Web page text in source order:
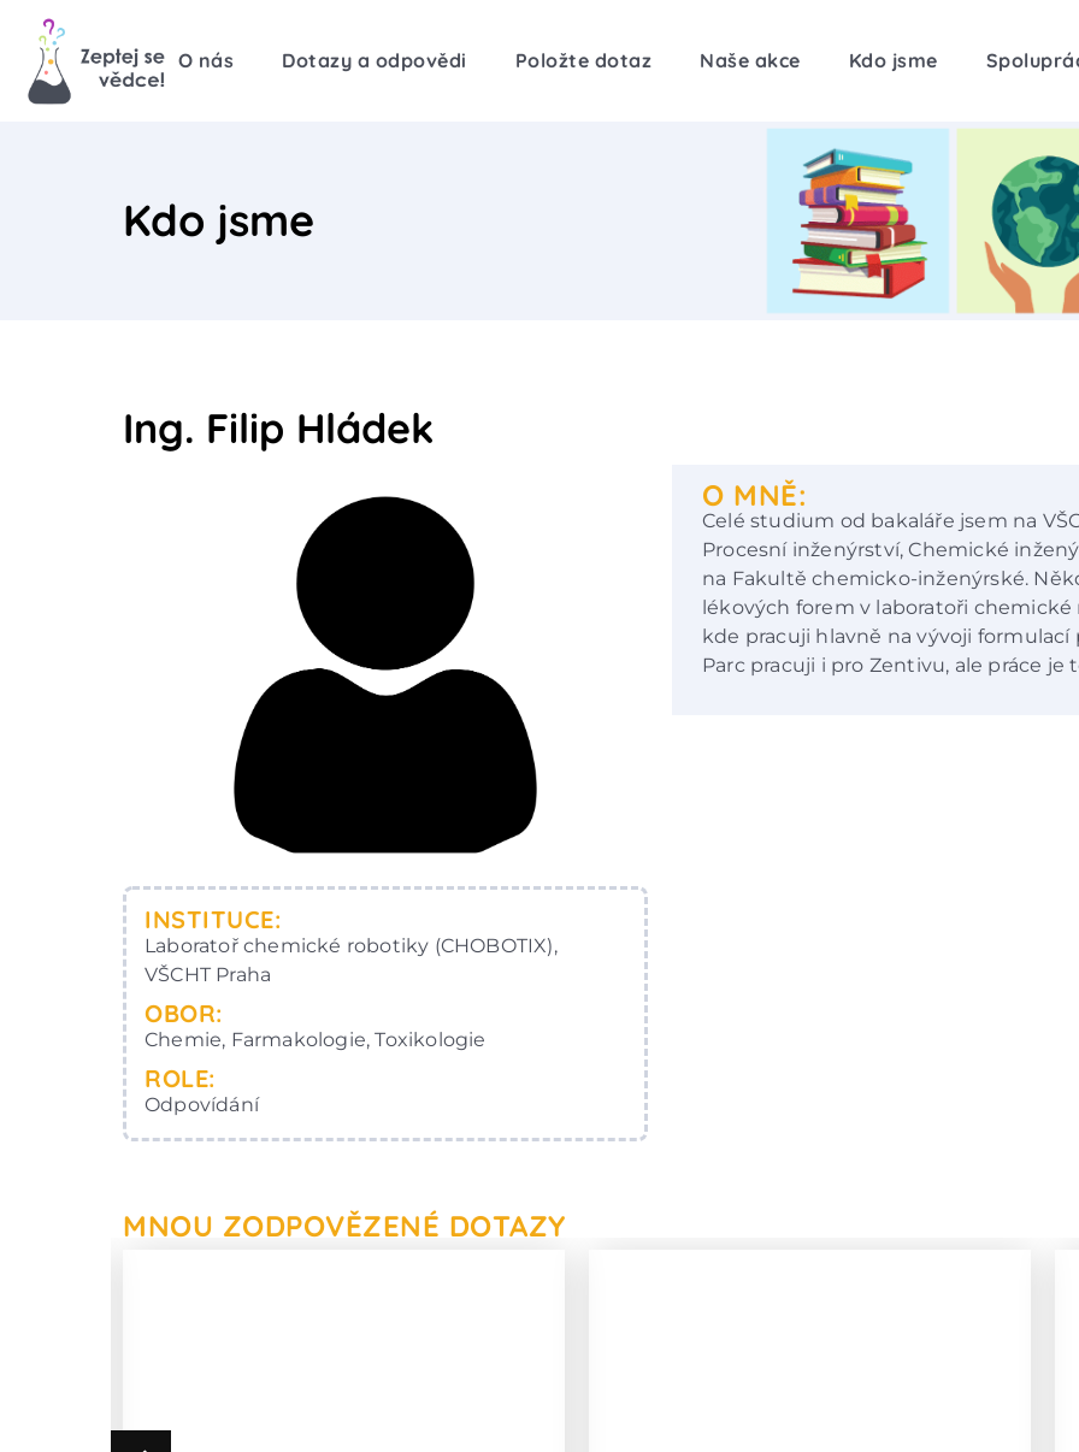
O nás Dotazy a odpovědi Položte dotaz Naše akce Kdo jsme
Kdo jsme
Ing. Filip Hládek
INSTITUCE:
Laboratoř chemické robotiky (CHOBOTIX),
VŠCHT Praha
OBOR:
Chemie, Farmakologie, Toxikologie
ROLE:
Odpovídání
O MNĚ:
Celé studium od bakaláře jsem na
Procesní inženýrství, Chemické
na Fakultě chemicko-inženýrské.
lékových forem v laboratoři chemické
kde pracuji hlavně na vývoji
Parc pracuji i pro Zentivu, ale práce
MNOU ZODPOVĚZENÉ DOTAZY